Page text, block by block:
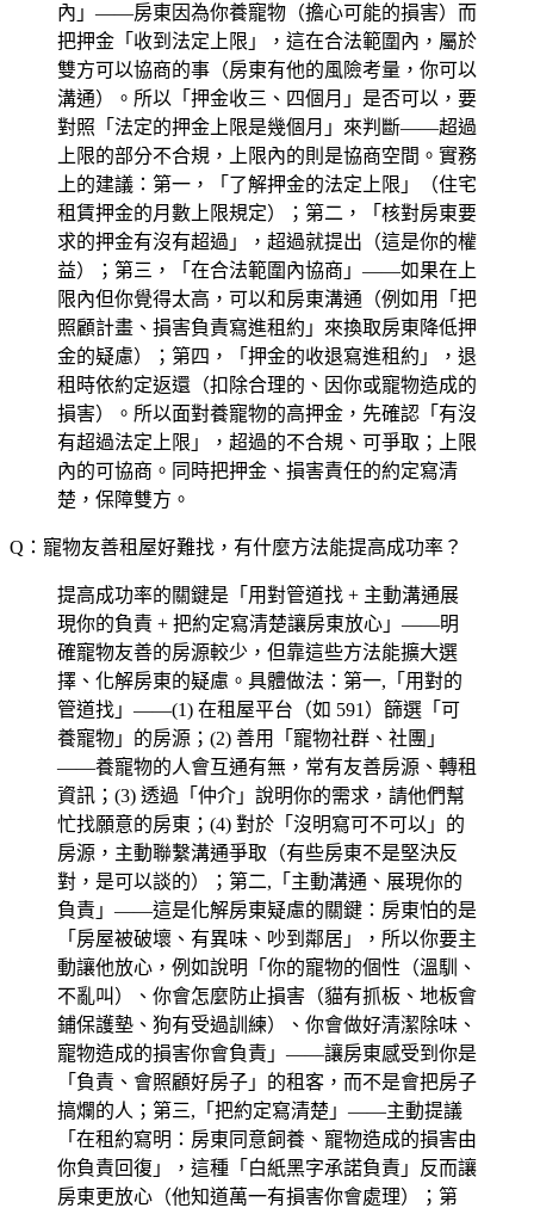
內」——房東因為你養寵物（擔心可能的損害）而
把押金「收到法定上限」，這在合法範圍內，屬於
雙方可以協商的事（房東有他的風險考量，你可以
溝通）。所以「押金收三、四個月」是否可以，要
對照「法定的押金上限是幾個月」來判斷——超過
上限的部分不合規，上限內的則是協商空間。實務
上的建議：第一，「了解押金的法定上限」（住宅
租賃押金的月數上限規定）；第二，「核對房東要
求的押金有沒有超過」，超過就提出（這是你的權
益）；第三，「在合法範圍內協商」——如果在上
限內但你覺得太高，可以和房東溝通（例如用「把
照顧計畫、損害負責寫進租約」來換取房東降低押
金的疑慮）；第四，「押金的收退寫進租約」，退
租時依約定返還（扣除合理的、因你或寵物造成的
損害）。所以面對養寵物的高押金，先確認「有沒
有超過法定上限」，超過的不合規、可爭取；上限
內的可協商。同時把押金、損害責任的約定寫清
楚，保障雙方。
Q：寵物友善租屋好難找，有什麼方法能提高成功率？
提高成功率的關鍵是「用對管道找 + 主動溝通展
現你的負責 + 把約定寫清楚讓房東放心」——明
確寵物友善的房源較少，但靠這些方法能擴大選
擇、化解房東的疑慮。具體做法：第一,「用對的
管道找」——(1) 在租屋平台（如 591）篩選「可
養寵物」的房源；(2) 善用「寵物社群、社團」
——養寵物的人會互通有無，常有友善房源、轉租
資訊；(3) 透過「仲介」說明你的需求，請他們幫
忙找願意的房東；(4) 對於「沒明寫可不可以」的
房源，主動聯繫溝通爭取（有些房東不是堅決反
對，是可以談的）；第二,「主動溝通、展現你的
負責」——這是化解房東疑慮的關鍵：房東怕的是
「房屋被破壞、有異味、吵到鄰居」，所以你要主
動讓他放心，例如說明「你的寵物的個性（溫馴、
不亂叫）、你會怎麼防止損害（貓有抓板、地板會
鋪保護墊、狗有受過訓練）、你會做好清潔除味、
寵物造成的損害你會負責」——讓房東感受到你是
「負責、會照顧好房子」的租客，而不是會把房子
搞爛的人；第三,「把約定寫清楚」——主動提議
「在租約寫明：房東同意飼養、寵物造成的損害由
你負責回復」，這種「白紙黑字承諾負責」反而讓
房東更放心（他知道萬一有損害你會處理）；第